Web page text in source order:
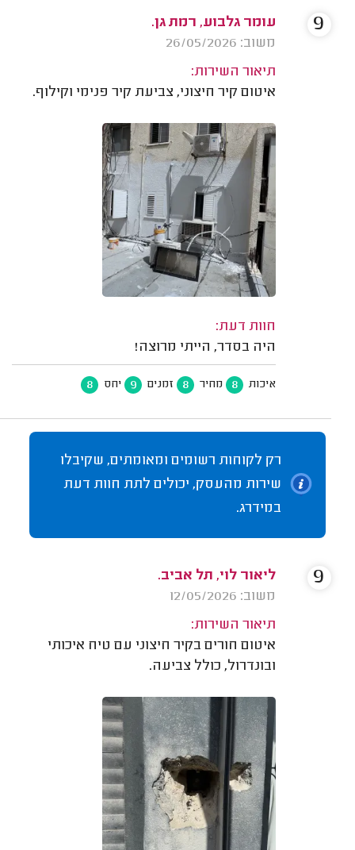
עומר גלבוע, רמת גן.
משוב: 26/05/2026
תיאור השירות:
איטום קיר חיצוני, צביעת קיר פנימי וקילוף.
חוות דעת:
היה בסדר, הייתי מרוצה!
איכות 8 מחיר 8 זמנים 9 יחס 8
9
רק לקוחות רשומים ומאומתים, שקיבלו
שירות מהעסק, יכולים לתת חוות דעת
במידרג.
ליאור לוי, תל אביב.
משוב: 12/05/2026
תיאור השירות:
איטום חורים בקיר חיצוני עם טיח איכותי
ובונדרול, כולל צביעה.
9